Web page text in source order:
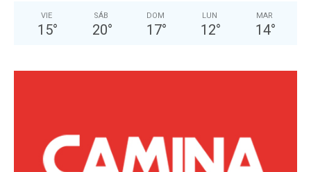
VIE
15°
SÁB
20°
DOM
17°
LUN
12°
MAR
14°